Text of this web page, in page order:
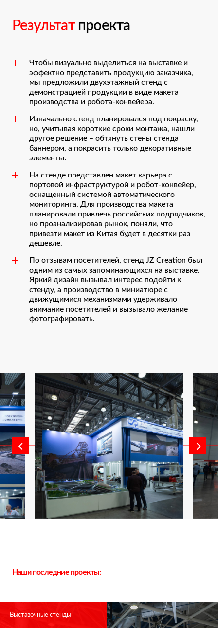
Результатпроекта
Чтобы визуально выделиться на выставке и
эффектно представить продукцию заказчика,
мы предложили двухэтажный стенд с
демонстрацией продукции в виде макета
производства и робота-конвейера.
Изначально стенд планировался под покраску,
но, учитывая короткие сроки монтажа, нашли
другое решение – обтянуть стены стенда
баннером, а покрасить только декоративные
элементы.
На стенде представлен макет карьера с
портовой инфраструктурой и робот-конвейер,
оснащенный системой автоматического
мониторинга. Для производства макета
планировали привлечь российских подрядчиков,
но проанализировав рынок, поняли, что
привезти макет из Китая будет в десятки раз
дешевле.
По отзывам посетителей, стенд JZ Creation был
одним из самых запоминающихся на выставке.
Яркий дизайн вызывал интерес подойти к
стенду, а производство в миниатюре с
движущимися механизмами удерживало
внимание посетителей и вызывало желание
фотографировать.
Наши последние проекты:
Выставочные стенды